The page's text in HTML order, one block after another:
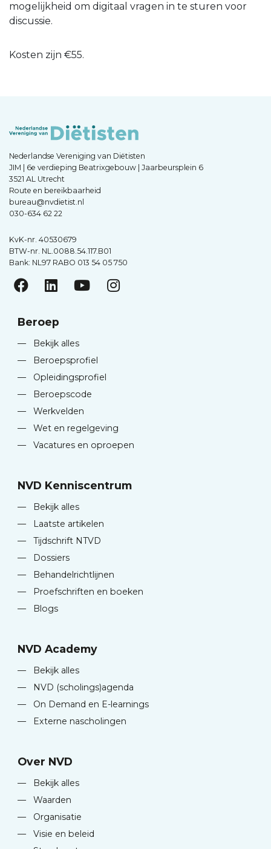
mogelijkheid om digitaal vragen in te sturen voor
discussie.
Kosten zijn €55.
Nederlandse Vereniging van Diëtisten
JIM | 6e verdieping Beatrixgebouw | Jaarbeursplein 6
3521 AL Utrecht
Route en bereikbaarheid
bureau@nvdietist.nl
030-634 62 22
KvK-nr. 40530679
BTW-nr. NL.0088.54.117.B01
Bank: NL97 RABO 013 54 05 750
Beroep
—
Bekijk alles
—
Beroepsprofiel
—
Opleidingsprofiel
—
Beroepscode
—
Werkvelden
—
Wet en regelgeving
—
Vacatures en oproepen
NVD Kenniscentrum
—
Bekijk alles
—
Laatste artikelen
—
Tijdschrift NTVD
—
Dossiers
—
Behandelrichtlijnen
—
Proefschriften en boeken
—
Blogs
NVD Academy
—
Bekijk alles
—
NVD (scholings)agenda
—
On Demand en E-learnings
—
Externe nascholingen
Over NVD
—
Bekijk alles
—
Waarden
—
Organisatie
—
Visie en beleid